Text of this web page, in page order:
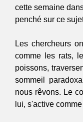
cette semaine
penché sur ce
Les chercheurs
comme les rats,
poissons,
sommeil
nous rêvons. Le
lui, s'active